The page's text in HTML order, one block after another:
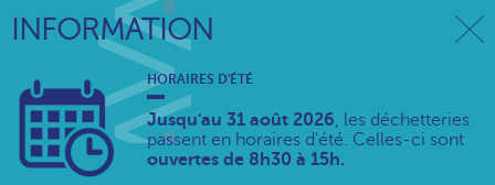
INFORMATION
HORAIRES D'ÉTÉ
Jusqu'au 31 août 2026, les déchetteries
passent en horaires d'été. Celles-ci sont
ouvertes de 8h30 à 15h.